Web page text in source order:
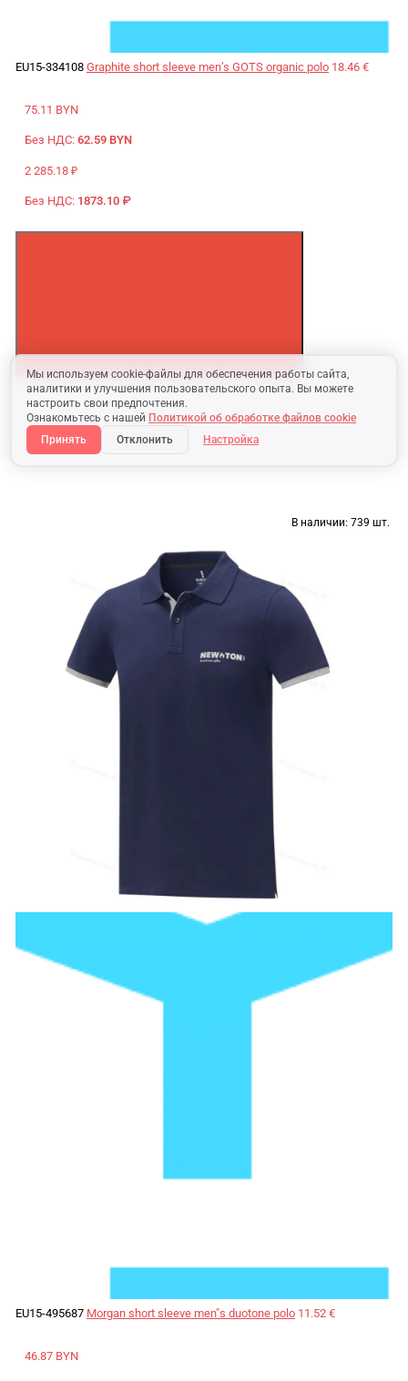
Мы используем cookie-файлы для обеспечения работы сайта,
аналитики и улучшения пользовательского опыта. Вы можете
настроить свои предпочтения.
Ознакомьтесь с нашей Политикой об обработке файлов cookie
Принять
Отклонить Настройка
EU15-334108 Graphite short sleeve men’s GOTS organic polo 18.46 €
75.11 BYN
Без НДС: 62.59 BYN
2 285.18 ₽
Без НДС: 1873.10 ₽
В наличии: 739 шт.
EU15-495687 Morgan short sleeve men"s duotone polo 11.52 €
46.87 BYN